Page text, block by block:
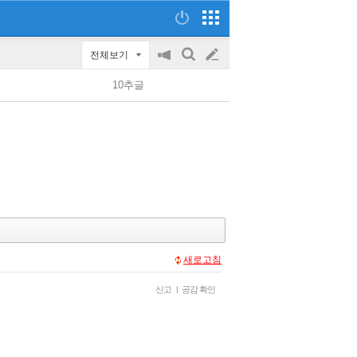
전체보기
공
on/off
검
글
쓰
10추글
새로고침
신고 | 공감 확인